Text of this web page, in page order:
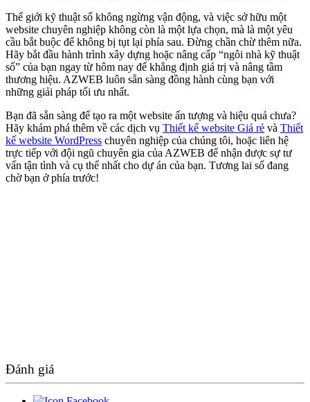
Thế giới kỹ thuật số không ngừng vận động, và việc sở hữu một
website chuyên nghiệp không còn là một lựa chọn, mà là một yêu
cầu bắt buộc để không bị tụt lại phía sau. Đừng chần chừ thêm nữa.
Hãy bắt đầu hành trình xây dựng hoặc nâng cấp “ngôi nhà kỹ thuật
số” của bạn ngay từ hôm nay để khẳng định giá trị và nâng tầm
thương hiệu. AZWEB luôn sẵn sàng đồng hành cùng bạn với
những giải pháp tối ưu nhất.
Bạn đã sẵn sàng để tạo ra một website ấn tượng và hiệu quả chưa?
Hãy khám phá thêm về các dịch vụ Thiết kế website Giá rẻ và Thiết
kế website WordPress chuyên nghiệp của chúng tôi, hoặc liên hệ
trực tiếp với đội ngũ chuyên gia của AZWEB để nhận được sự tư
vấn tận tình và cụ thể nhất cho dự án của bạn. Tương lai số đang
chờ bạn ở phía trước!
Đánh giá